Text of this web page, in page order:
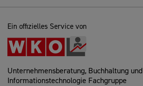
Ein offizielles Service von
Unternehmensberatung, Buchhaltung und
Informationstechnologie Fachgruppe